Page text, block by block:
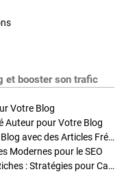
et booster son trafic
Votre Blog
Auteur pour Votre Blog
Stratégies de Publication : Boostez Votre Blog avec des Articles Fréquents et Exclusifs
Modernes pour le SEO
Enrichir Vos Articles avec des Contenus Riches : Stratégies pour Captiver et Optimiser